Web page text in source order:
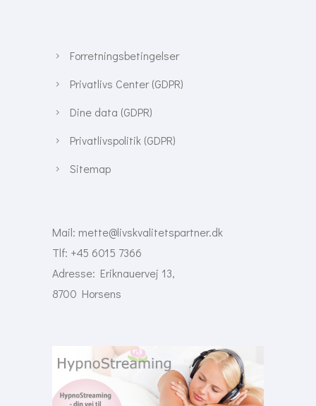
Forretningsbetingelser
Privatlivs Center (GDPR)
Dine data (GDPR)
Privatlivspolitik (GDPR)
Sitemap
Mail: mette@livskvalitetspartner.dk
Tlf: +45 6015 7366
Adresse: Eriknauervej 13,
8700 Horsens